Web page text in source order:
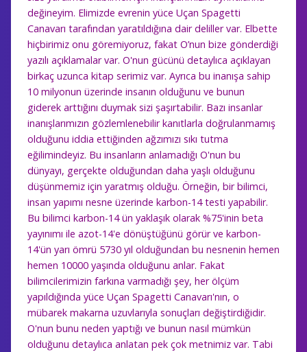
değineyim. Elimizde evrenin yüce Uçan Spagetti
Canavarı tarafından yaratıldığına dair deliller var. Elbette
hiçbirimiz onu göremiyoruz, fakat O’nun bize gönderdiği
yazılı açıklamalar var. O'nun gücünü detaylıca açıklayan
birkaç uzunca kitap serimiz var. Ayrıca bu inanışa sahip
10 milyonun üzerinde insanın olduğunu ve bunun
giderek arttığını duymak sizi şaşırtabilir. Bazı insanlar
inanışlarımızın gözlemlenebilir kanıtlarla doğrulanmamış
olduğunu iddia ettiğinden ağzımızı sıkı tutma
eğilimindeyiz. Bu insanların anlamadığı O'nun bu
dünyayı, gerçekte olduğundan daha yaşlı olduğunu
düşünmemiz için yaratmış olduğu. Örneğin, bir bilimci,
insan yapımı nesne üzerinde karbon-14 testi yapabilir.
Bu bilimci karbon-14 ün yaklaşık olarak %75'inin beta
yayınımı ile azot-14'e dönüştüğünü görür ve karbon-
14'ün yarı ömrü 5730 yıl olduğundan bu nesnenin hemen
hemen 10000 yaşında olduğunu anlar. Fakat
bilimcilerimizin farkına varmadığı şey, her ölçüm
yapıldığında yüce Uçan Spagetti Canavarı'nın, o
mübarek makarna uzuvlarıyla sonuçları değiştirdiğidir.
O'nun bunu neden yaptığı ve bunun nasıl mümkün
olduğunu detaylıca anlatan pek çok metnimiz var. Tabi